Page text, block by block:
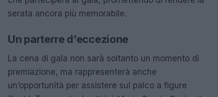
serata ancora più memorabile.
Un parterre d’eccezione
La cena di gala non sarà soltanto un momento di
premiazione, ma rappresenterà anche
un’opportunità per assistere sul palco a figure